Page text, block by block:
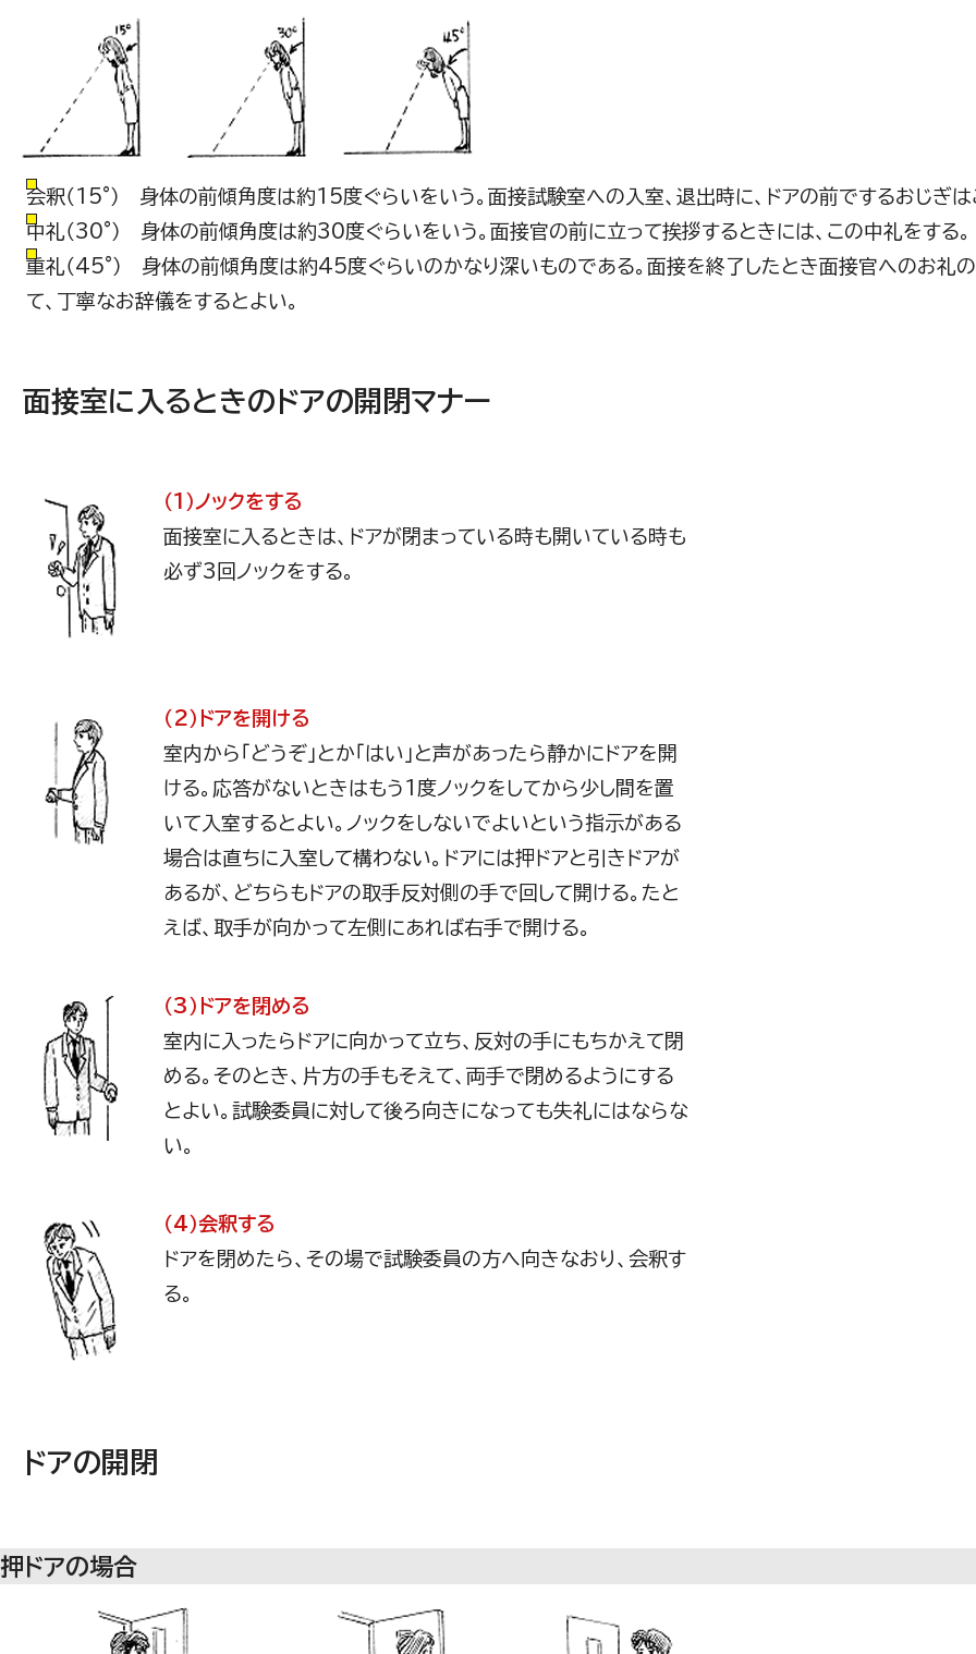
会釈（15°） 身体の前傾角度は約15度ぐらいをいう。面接試験室への入室、退出時に、ドアの前でするおじぎは
中礼（30°） 身体の前傾角度は約30度ぐらいをいう。面接官の前に立って挨拶するときには、この中礼をする。
重礼（45°） 身体の前傾角度は約45度ぐらいのかなり深いものである。面接を終了したとき面接官へのお礼
て、丁寧なお辞儀をするとよい。
面接室に入るときのドアの開閉マナー
（1）ノックをする
面接室に入るときは、ドアが閉まっている時も開いている時も
必ず3回ノックをする。
（2）ドアを開ける
室内から「どうぞ」とか「はい」と声があったら静かにドアを開
ける。応答がないときはもう1度ノックをしてから少し間を置
いて入室するとよい。ノックをしないでよいという指示がある
場合は直ちに入室して構わない。ドアには押ドアと引きドアが
あるが、どちらもドアの取手反対側の手で回して開ける。たと
えば、取手が向かって左側にあれば右手で開ける。
（3）ドアを閉める
室内に入ったらドアに向かって立ち、反対の手にもちかえて閉
める。そのとき、片方の手もそえて、両手で閉めるようにする
とよい。試験委員に対して後ろ向きになっても失礼にはならな
い。
（4）会釈する
ドアを閉めたら、その場で試験委員の方へ向きなおり、会釈す
る。
ドアの開閉
押ドアの場合